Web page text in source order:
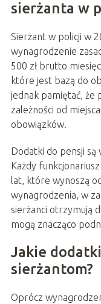
sierżanta w
Sierżant w policji w
wynagrodzenie
500 zł brutto
które jest bazą do
jednak pamiętać, że
zależności od
obowiązków.
Dodatki do pensji
Każdy
lat, które wynoszą
wynagrodzenia, w
sierżanci otrzymują
mogą znacząco
Jakie
sierżantom?
Oprócz